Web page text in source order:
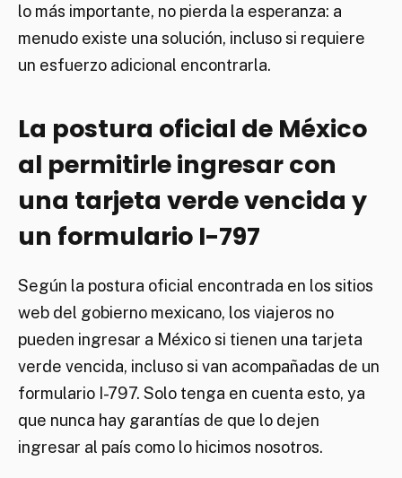
lo más importante, no pierda la esperanza: a
menudo existe una solución, incluso si requiere
un esfuerzo adicional encontrarla.
La postura oficial de México
al permitirle ingresar con
una tarjeta verde vencida y
un formulario I-797
Según la postura oficial encontrada en los sitios
web del gobierno mexicano, los viajeros no
pueden ingresar a México si tienen una tarjeta
verde vencida, incluso si van acompañadas de un
formulario I-797. Solo tenga en cuenta esto, ya
que nunca hay garantías de que lo dejen
ingresar al país como lo hicimos nosotros.